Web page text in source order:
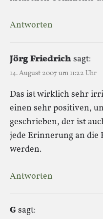
Antworten
Jörg Friedrich sagt:
14. August 2007 um 11:22 Uhr
Das ist wirklich sehr
einen sehr positiven,
geschrieben, der ist
jede Erinnerung an die
werden.
Antworten
G sagt: